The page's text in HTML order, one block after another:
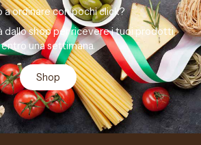
a ordinare con pochi click?
dallo shop per ricevere i tuoi prodotti
entro una settimana.
Shop